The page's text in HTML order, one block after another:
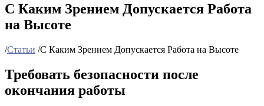
С Каким Зрением Допускается Работа
на Высоте
/Статьи /С Каким Зрением Допускается Работа на Высоте
Требовать безопасности после
окончания работы